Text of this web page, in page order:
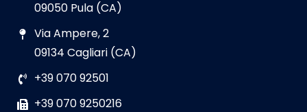
09050 Pula (CA)
Via Ampere, 2
09134 Cagliari (CA)
+39 070 92501
+39 070 9250216